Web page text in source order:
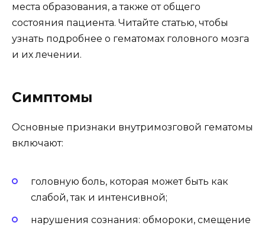
места образования, а также от общего
состояния пациента. Читайте статью, чтобы
узнать подробнее о гематомах головного мозга
и их лечении.
Симптомы
Основные признаки внутримозговой гематомы
включают:
головную боль, которая может быть как
слабой, так и интенсивной;
нарушения сознания: обмороки, смещение